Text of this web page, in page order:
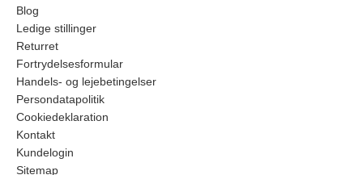
Blog
Ledige stillinger
Returret
Fortrydelsesformular
Handels- og lejebetingelser
Persondatapolitik
Cookiedeklaration
Kontakt
Kundelogin
Sitemap